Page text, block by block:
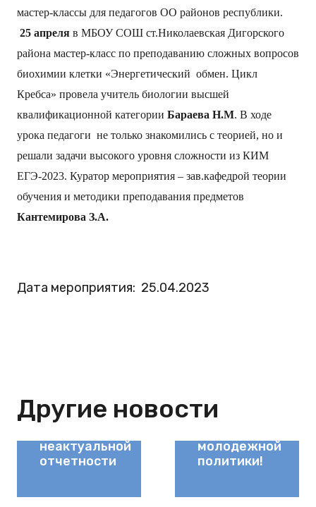
мастер-классы для педагогов ОО районов республики.
25 апреля в МБОУ СОШ ст.Николаевская Дигорского
района мастер-класс по преподаванию сложных вопросов
биохимии клетки «Энергетический обмен. Цикл
Кребса» провела учитель биологии высшей
квалификационной категории Бараева Н.М. В ходе
урока педагоги не только знакомились с теорией, но и
решали задачи высокого уровня сложности из КИМ
ЕГЭ-2023. Куратор мероприятия – зав.кафедрой теории
обучения и методики преподавания предметов
Кантемирова З.А.
Дата мероприятия: 25.04.2023
Другие новости
России
подготовлен
неактуальной
отчетности
образовательный
семинар для
молодежной
политики!